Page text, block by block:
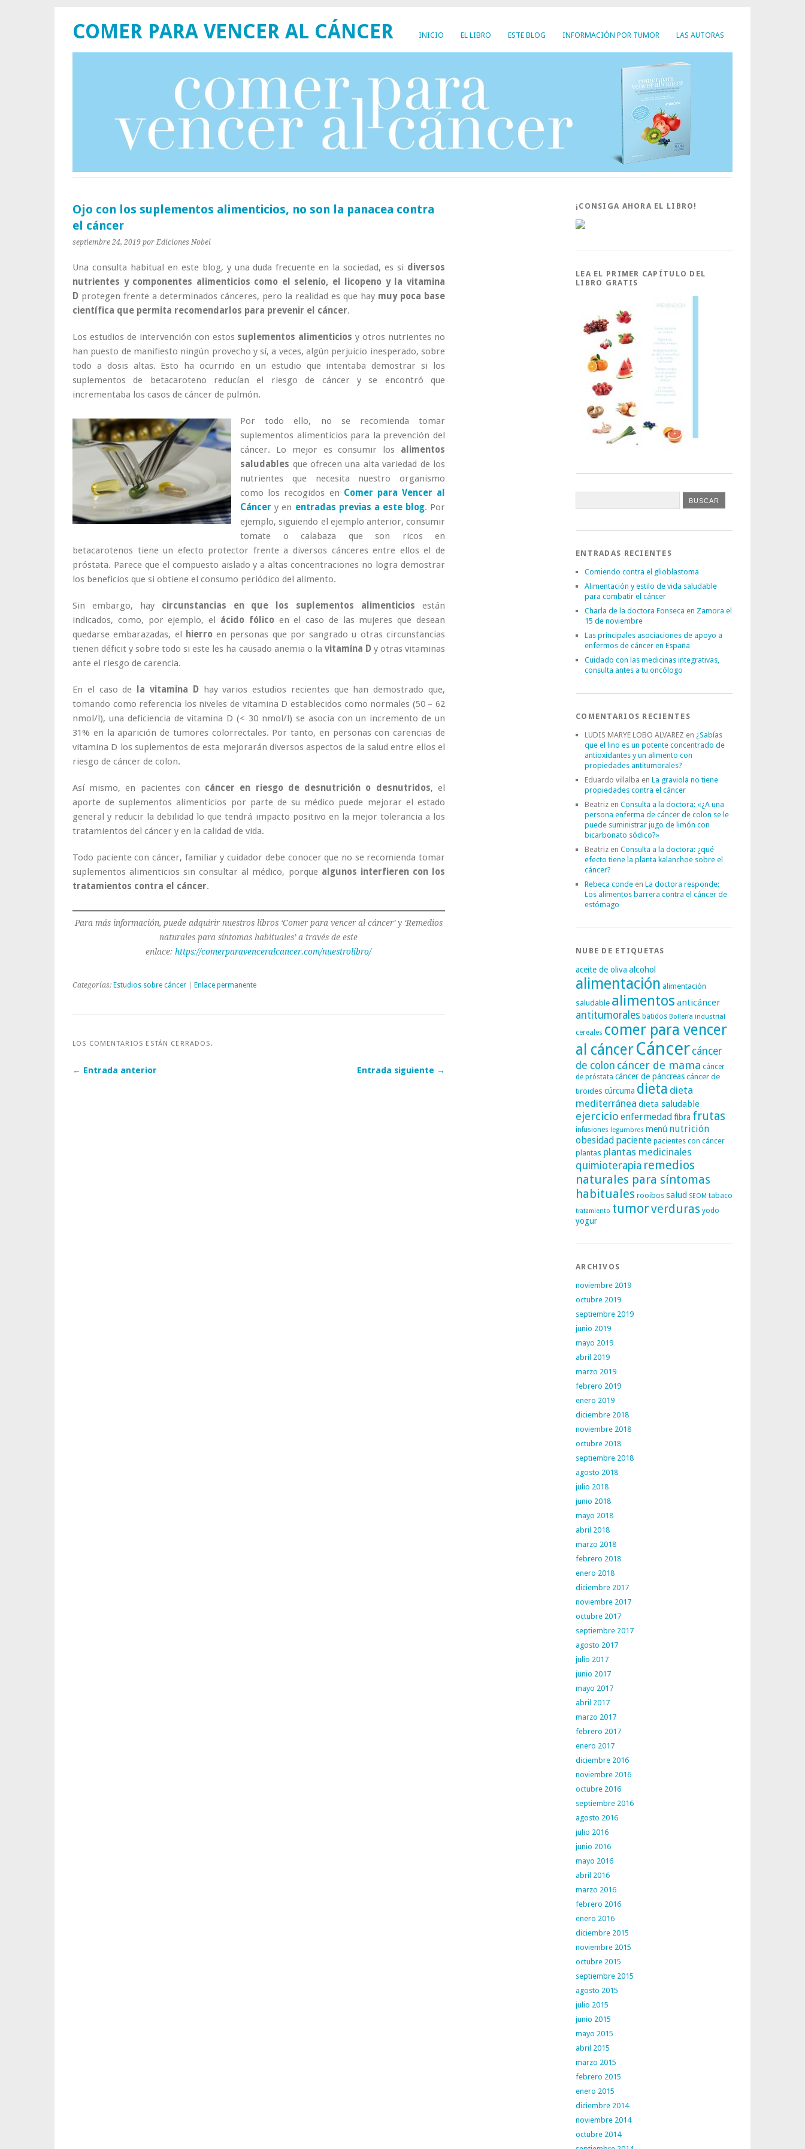
INICIO EL LIBRO ESTE BLOG INFORMACIÓN POR TUMOR LAS AUTORAS
COMER PARA VENCER AL CÁNCER
Ojo con los suplementos alimenticios, no son la panacea contra
el cáncer
septiembre 24, 2019 por Ediciones Nobel
Una consulta habitual en este blog, y una duda frecuente en la sociedad, es si diversos
nutrientes y componentes alimenticios como el selenio, el licopeno y la vitamina
D protegen frente a determinados cánceres, pero la realidad es que hay muy poca base
científica que permita recomendarlos para prevenir el cáncer.
Los estudios de intervención con estos suplementos alimenticios y otros nutrientes no
han puesto de manifiesto ningún provecho y sí, a veces, algún perjuicio inesperado, sobre
todo a dosis altas. Esto ha ocurrido en un estudio que intentaba demostrar si los
suplementos de betacaroteno reducían el riesgo de cáncer y se encontró que
incrementaba los casos de cáncer de pulmón.
Por todo ello, no se recomienda tomar
suplementos alimenticios para la prevención del
cáncer. Lo mejor es consumir los alimentos
saludables que ofrecen una alta variedad de los
nutrientes que necesita nuestro organismo
como los recogidos en Comer para Vencer al
Cáncery en entradas previas a este blog. Por
ejemplo, siguiendo el ejemplo anterior, consumir
tomate o calabaza que son ricos en
betacarotenos tiene un efecto protector frente a diversos cánceres entre ellos el de
próstata. Parece que el compuesto aislado y a altas concentraciones no logra demostrar
los beneficios que si obtiene el consumo periódico del alimento.
Sin embargo, hay circunstancias en que los suplementos alimenticios están
indicados, como, por ejemplo, el ácido fólicoen el caso de las mujeres que desean
quedarse embarazadas, el hierroen personas que por sangrado u otras circunstancias
tienen déficit y sobre todo si este les ha causado anemia o la vitamina Dy otras vitaminas
ante el riesgo de carencia.
En el caso de la vitamina Dhay varios estudios recientes que han demostrado que,
tomando como referencia los niveles de vitamina D establecidos como normales (50 – 62
nmol/l), una deficiencia de vitamina D (< 30 nmol/l) se asocia con un incremento de un
31% en la aparición de tumores colorrectales. Por tanto, en personas con carencias de
vitamina D los suplementos de esta mejorarán diversos aspectos de la salud entre ellos el
riesgo de cáncer de colon.
Así mismo, en pacientes con cáncer en riesgo de desnutrición o desnutridos, el
aporte de suplementos alimenticios por parte de su médico puede mejorar el estado
general y reducir la debilidad lo que tendrá impacto positivo en la mejor tolerancia a los
tratamientos del cáncer y en la calidad de vida.
Todo paciente con cáncer, familiar y cuidador debe conocer que no se recomienda tomar
suplementos alimenticios sin consultar al médico, porque algunos interfieren con los
tratamientos contra el cáncer.
Para más información, puede adquirir nuestros libros ‘Comer para vencer al cáncer’ y ‘Remedios
naturales para síntomas habituales’ a través de este
enlace:https://comerparavenceralcancer.com/nuestrolibro/
Categorías: Estudios sobre cáncer Enlace permanente
LOS COMENTARIOS ESTÁN CERRADOS.
← Entrada anterior Entrada siguiente →
¡CONSIGA AHORA EL LIBRO!
LEA EL PRIMER CAPÍTULO DEL
LIBRO GRATIS
ENTRADAS RECIENTES
Comiendo contra el glioblastoma
Alimentación y estilo de vida saludable
para combatir el cáncer
Charla de la doctora Fonseca en Zamora el
15 de noviembre
Las principales asociaciones de apoyo a
enfermos de cáncer en España
Cuidado con las medicinas integrativas,
consulta antes a tu oncólogo
COMENTARIOS RECIENTES
LUDIS MARYE LOBO ALVAREZ en ¿Sabías
que el lino es un potente concentrado de
antioxidantes y un alimento con
propiedades antitumorales?
Eduardo villalba en La graviola no tiene
propiedades contra el cáncer
Beatriz en Consulta a la doctora: «¿A una
persona enferma de cáncer de colon se le
puede suministrar jugo de limón con
bicarbonato sódico?»
Beatriz en Consulta a la doctora: ¿qué
efecto tiene la planta kalanchoe sobre el
cáncer?
Rebeca conde en La doctora responde:
Los alimentos barrera contra el cáncer de
estómago
NUBE DE ETIQUETAS
aceite de oliva alcohol
alimentación alimentación
saludable alimentos anticáncer
antitumorales batidos Bollería industrial
cereales comer para vencer
al cáncerCáncer cáncer
de colon cáncer de mama cáncer
de próstata cáncer de páncreascáncer de
tiroides cúrcuma dieta dieta
mediterránea dieta saludable
ejercicio enfermedadfibra frutas
infusiones legumbres menú nutrición
obesidad paciente pacientes con cáncer
plantas plantas medicinales
quimioterapia remedios
naturales para síntomas
habituales rooibos salud SEOM tabaco
tratamiento tumorverduras yodo
yogur
ARCHIVOS
noviembre 2019
octubre 2019
septiembre 2019
junio 2019
mayo 2019
abril 2019
marzo 2019
febrero 2019
enero 2019
diciembre 2018
noviembre 2018
octubre 2018
septiembre 2018
agosto 2018
julio 2018
junio 2018
mayo 2018
abril 2018
marzo 2018
febrero 2018
enero 2018
diciembre 2017
noviembre 2017
octubre 2017
septiembre 2017
agosto 2017
julio 2017
junio 2017
mayo 2017
abril 2017
marzo 2017
febrero 2017
enero 2017
diciembre 2016
noviembre 2016
octubre 2016
septiembre 2016
agosto 2016
julio 2016
junio 2016
mayo 2016
abril 2016
marzo 2016
febrero 2016
enero 2016
diciembre 2015
noviembre 2015
octubre 2015
septiembre 2015
agosto 2015
julio 2015
junio 2015
mayo 2015
abril 2015
marzo 2015
febrero 2015
enero 2015
diciembre 2014
noviembre 2014
octubre 2014